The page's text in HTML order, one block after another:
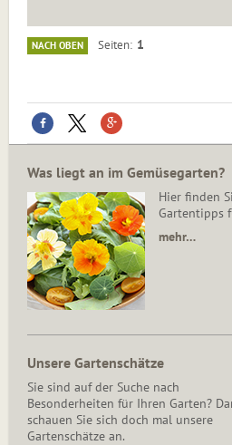
NACH OBEN Seiten 1
Was liegt an im Gemüsegarten?
Hier finden
Gartentipps
mehr…
Unsere Gartenschätze
Sie sind auf der Suche nach
Besonderheiten für Ihren Garten?
schauen Sie sich doch mal unsere
Gartenschätze an.